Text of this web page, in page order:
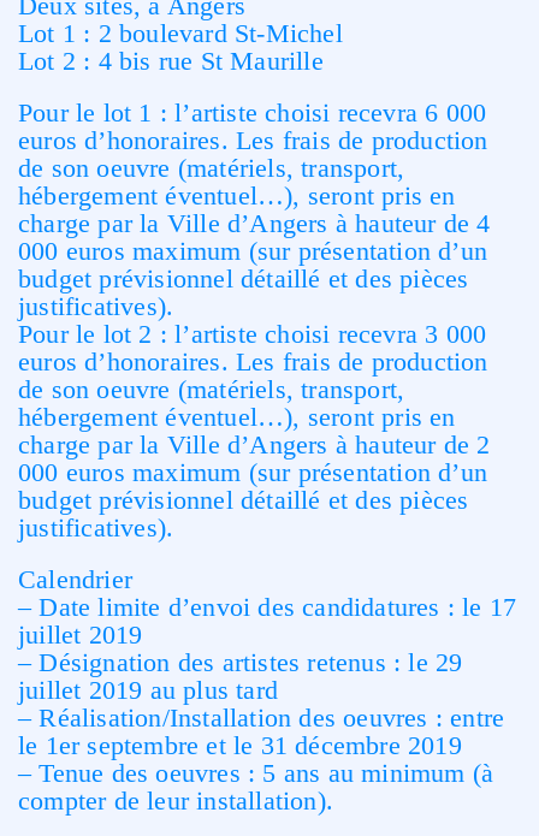
Lot 1 : 2 boulevard St-Michel
Lot 2 : 4 bis rue St Maurille
Pour le lot 1 : l’artiste choisi recevra 6 000
euros d’honoraires. Les frais de production
de son oeuvre (matériels, transport,
hébergement éventuel…), seront pris en
charge par la Ville d’Angers à hauteur de 4
000 euros maximum (sur présentation d’un
budget prévisionnel détaillé et des pièces
justificatives).
Pour le lot 2 : l’artiste choisi recevra 3 000
euros d’honoraires. Les frais de production
de son oeuvre (matériels, transport,
hébergement éventuel…), seront pris en
charge par la Ville d’Angers à hauteur de 2
000 euros maximum (sur présentation d’un
budget prévisionnel détaillé et des pièces
justificatives).
Calendrier
– Date limite d’envoi des candidatures : le 17
juillet 2019
– Désignation des artistes retenus : le 29
juillet 2019 au plus tard
– Réalisation/Installation des oeuvres : entre
le 1er septembre et le 31 décembre 2019
– Tenue des oeuvres : 5 ans au minimum (à
compter de leur installation).